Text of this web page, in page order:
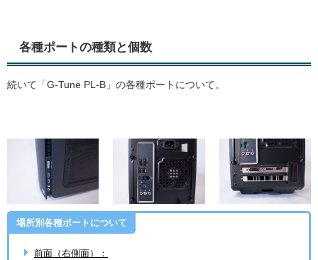
各種ポートの種類と個数
続いて「G-Tune PL-B」の各種ポートについて。
場所別各種ポートについて
前面（右側面）：